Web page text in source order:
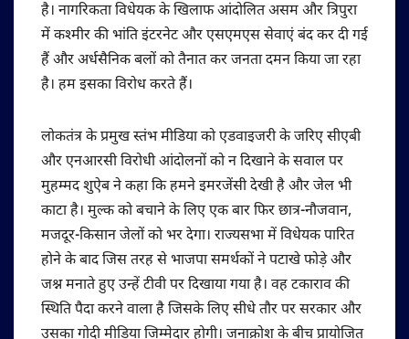
है। नागरिकता विधेयक के खिलाफ आंदोलित असम और त्रिपुरा
में कश्मीर की भांति इंटरनेट और एसएमएस सेवाएं बंद कर दी गई
हैं और अर्धसैनिक बलों को तैनात कर जनता दमन किया जा रहा
है। हम इसका विरोध करते हैं।
लोकतंत्र के प्रमुख स्तंभ मीडिया को एडवाइजरी के जरिए सीएबी
और एनआरसी विरोधी आंदोलनों को न दिखाने के सवाल पर
मुहम्मद शुऐब ने कहा कि हमने इमरजेंसी देखी है और जेल भी
काटा है। मुल्क को बचाने के लिए एक बार फिर छात्र-नौजवान,
मजदूर-किसान जेलों को भर देगा। राज्यसभा में विधेयक पारित
होने के बाद जिस तरह से भाजपा समर्थकों ने पटाखे फोड़े और
जश्न मनाते हुए उन्हें टीवी पर दिखाया गया है। वह टकाराव की
स्थिति पैदा करने वाला है जिसके लिए सीधे तौर पर सरकार और
उसका गोदी मीडिया जिम्मेदार होगी। जनाक्रोश के बीच प्रायोजित